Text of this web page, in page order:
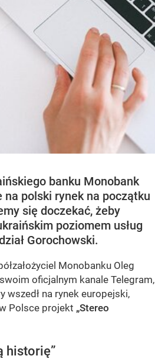
banku Monobank
na polski rynek na początku
się doczekać, żeby
poziomem usług
Gorochowski.
Monobanku Oleg
oficjalnym kanale Telegram,
wszedł na rynek europejski,
Polsce projekt „Stereo
historię”